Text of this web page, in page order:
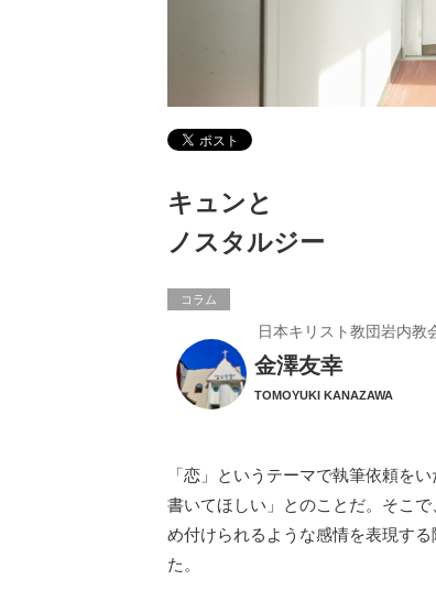
キュンと
ノスタルジー
コラム
日本キリスト教団岩内教
金澤友幸
TOMOYUKI KANAZAWA
「恋」というテーマで執筆依頼を
書いてほしい」とのことだ。そこ
め付けられるような感情を表現す
た。